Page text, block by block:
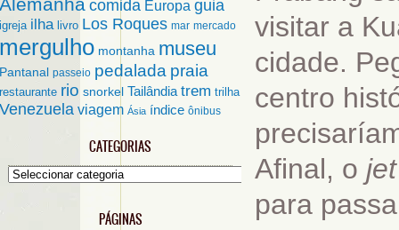
comida Europa guia
igreja ilha livro Los Roques mar mercado
mergulho montanha museu
Pantanal passeio pedalada praia
restaurante rio snorkel Tailândia trem trilha
Venezuela viagem Ásia índice ônibus
CATEGORIAS
Categorias
PÁGINAS
visitar a
cidade.
centro
Afinal, o
para